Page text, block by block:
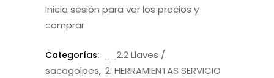
Inicia sesión para ver los precios y
comprar
Categorías:
__2.2 Llaves /
sacagolpes, 2. HERRAMIENTAS SERVICIO